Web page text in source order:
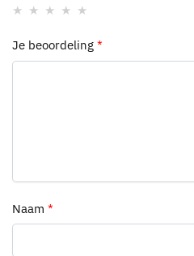
Je beoordeling *
Naam *